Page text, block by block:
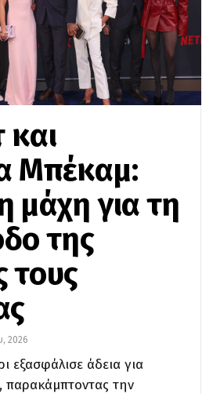
και
Μπέκαμ:
μάχη για τη
της
τους
2026
εξασφάλισε άδεια για
την